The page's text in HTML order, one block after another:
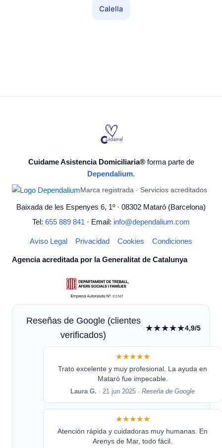
Calella
Cuidame Asistencia Domiciliaria®forma parte de
Dependalium.
Marca registrada · Servicios acreditados
Baixada de les Espenyes 6, 1º · 08302 Mataró (Barcelona)
Tel: 655 889 841 · Email: info@dependalium.com
Aviso Legal Privacidad Cookies Condiciones
Agencia acreditada por la Generalitat de Catalunya
Reseñas de Google (clientes
verificados)
★★★★★4,9/5
★★★★★
Trato excelente y muy profesional. La ayuda en
Mataró fue impecable.
Laura G. · 21 jun 2025 ·Reseña de Google
★★★★★
Atención rápida y cuidadoras muy humanas. En
Arenys de Mar, todo fácil.